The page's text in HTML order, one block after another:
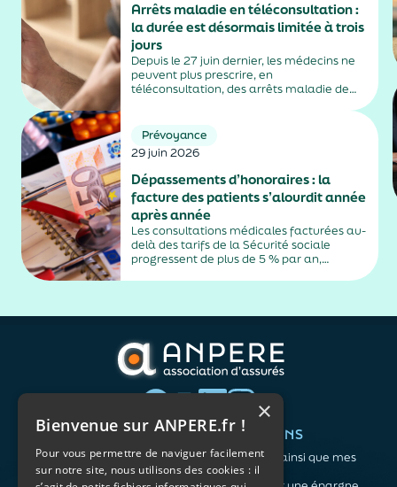
Arrêts maladie en téléconsultation :
la durée est désormais limitée à trois
jours
Depuis le 27 juin dernier, les médecins ne
peuvent plus prescrire, en
téléconsultation, des arrêts maladie de
sociales et fiscales, s'inscrit dans un
durcissement plus...
Prévoyance
29 juin 2026
Dépassements d’honoraires : la
facture des patients s’alourdit année
après année
Les consultations médicales facturées au-
delà des tarifs de la Sécurité sociale
progressent de plus de 5 % par an,
alimentés par la montée en puissance des
QUI SOMMES-NOUS ?
L'association
Notre organisation
VOS BESOINS
Me protéger ainsi que mes
proches
×
Bienvenue sur ANPERE.fr !
Pour vous permettre de naviguer facilement
sur notre site, nous utilisons des cookies : il